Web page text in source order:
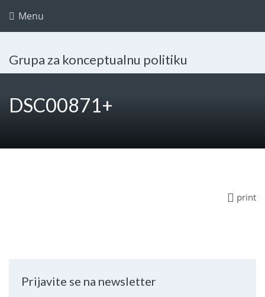
Menu
Grupa za konceptualnu politiku
DSC00871+
print
Prijavite se na newsletter